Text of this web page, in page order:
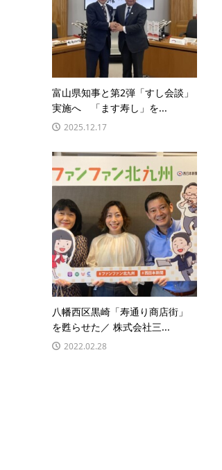
富山県知事と第2弾「すし会談」
実施へ 「ます寿し」を...
2025.12.17
八幡西区黒崎「寿通り商店街」
を甦らせた／ 株式会社三...
2022.02.28